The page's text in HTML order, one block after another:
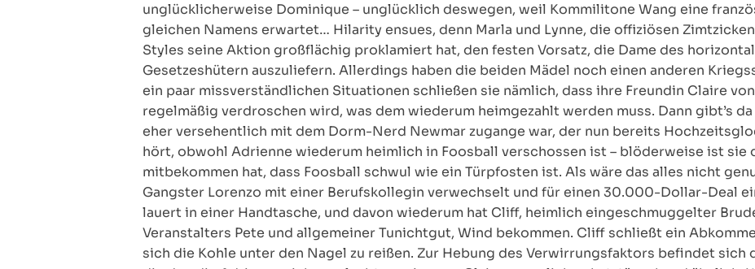
unglücklicherweise Dominique – unglücklich deswegen, weil Kommilitone Wang eine
gleichen Namens erwartet… Hilarity ensues, denn Marla und Lynne, die offiziösen
Styles seine Aktion großflächig proklamiert hat, den festen Vorsatz, die Dame des
Gesetzeshütern auszuliefern. Allerdings haben die beiden Mädel noch einen anderen
ein paar missverständlichen Situationen schließen sie nämlich, dass ihre Freundin Claire
regelmäßig verdroschen wird, was dem wiederum heimgezahlt werden muss. Dann gibt’s
eher versehentlich mit dem Dorm-Nerd Newmar zugange war, der nun bereits
hört, obwohl Adrienne wiederum heimlich in Foosball verschossen ist – blöderweise ist sie
mitbekommen hat, dass Foosball schwul wie ein Türpfosten ist. Als wäre das alles nicht
Gangster Lorenzo mit einer Berufskollegin verwechselt und für einen 30.000-Dollar-Deal
lauert in einer Handtasche, und davon wiederum hat Cliff, heimlich eingeschmuggelter
Veranstalters Pete und allgemeiner Tunichtgut, Wind bekommen. Cliff schließt ein
sich die Kohle unter den Nagel zu reißen. Zur Hebung des Verwirrungsfaktors befindet sich